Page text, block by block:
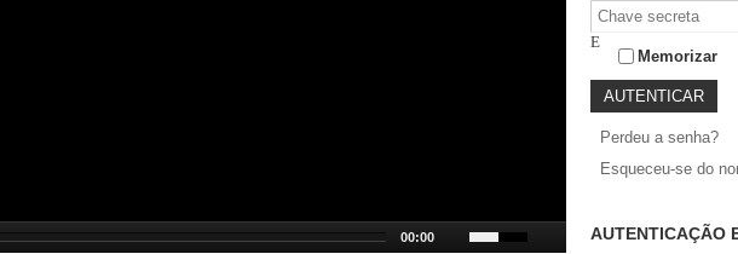
00:00
Memorizar
Perdeu a senha?
Esqueceu-se do
AUTENTICAÇÃO